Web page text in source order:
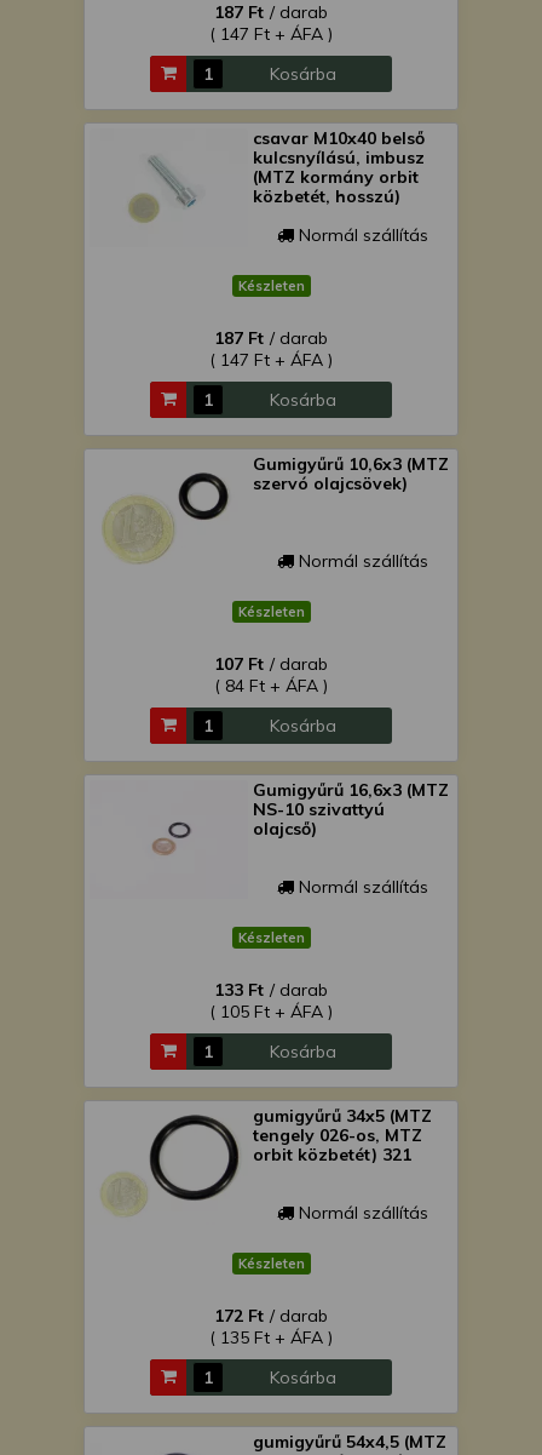
187 Ft / darab
( 147 Ft + ÁFA )
Kosárba
csavar M10x40 belső
kulcsnyílású, imbusz
(MTZ kormány orbit
közbetét, hosszú)
Normál szállítás
Készleten
187 Ft / darab
( 147 Ft + ÁFA )
Kosárba
Gumigyűrű 10,6x3 (MTZ
szervó olajcsövek)
Normál szállítás
Készleten
107 Ft / darab
( 84 Ft + ÁFA )
Kosárba
Gumigyűrű 16,6x3 (MTZ
NS-10 szivattyú
olajcső)
Normál szállítás
Készleten
133 Ft / darab
( 105 Ft + ÁFA )
Kosárba
gumigyűrű 34x5 (MTZ
tengely 026-os, MTZ
orbit közbetét) 321
Normál szállítás
Készleten
172 Ft / darab
( 135 Ft + ÁFA )
Kosárba
gumigyűrű 54x4,5 (MTZ